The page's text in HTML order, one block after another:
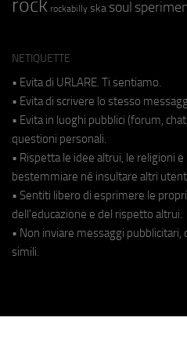
rock rockabilly ska soul
NETIQUETTE
• Evita di URLARE. Ti sentiamo.
• Evita di scrivere lo stesso
• Evita in luoghi pubblici (forum,
questioni personali.
• Rispetta le idee altrui, le religioni
bestemmiare né insultare altri
• Sentiti libero di esprimere le
dell'educazione e del rispetto altrui.
• Non inviare messaggi pubblicitari,
simili.